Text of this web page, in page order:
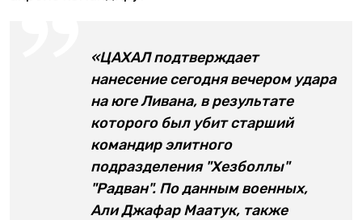
«ЦАХАЛ подтверждает
нанесение сегодня вечером удара
на юге Ливана, в результате
которого был убит старший
командир элитного
подразделения "Хезболлы"
"Радван". По данным военных,
Али Джафар Маатук, также